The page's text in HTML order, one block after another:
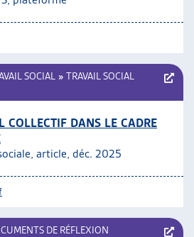
SOCIAL » TRAVAIL SOCIAL
COLLECTIF DANS LE CADRE
sociale, article, déc. 2025
DE RÉFLEXION